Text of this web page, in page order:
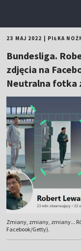
23 MAJ 2022 PIŁKA
Bundesliga.
zdjęcia na
Neutralna fotka
Zmiany, zmiany, zmiany...
Facebook/Getty).